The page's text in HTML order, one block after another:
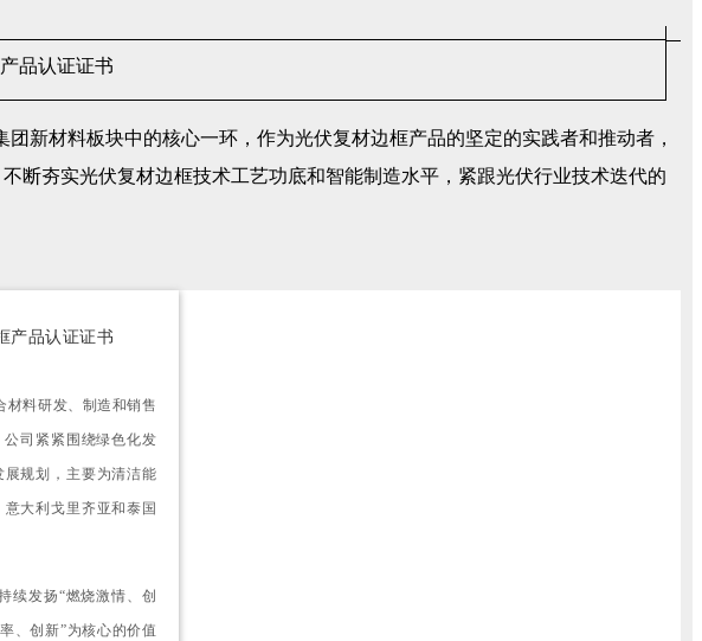
新材料板块中的核心一环，作为光伏复材边框产品的坚定的实践者和推动者，
断夯实光伏复材边框技术工艺功底和智能制造水平，紧跟光伏行业技术迭代的
材料研发、制造和销售
公司紧紧围绕绿色化发
规划，主要为清洁能
大利戈里齐亚和泰国
续发扬“燃烧激情、创
、创新”为核心的价值